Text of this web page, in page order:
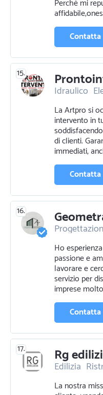
Perché mi
Contatta
15.
Idraulico
La Artpro si
intervento in
di clienti.
immediati,
Contatta
16.
Arredamenti
Ho
passione e
lavorare e
servizio per
imprese
Contatta
17. Rg
Edilizia
La nostra